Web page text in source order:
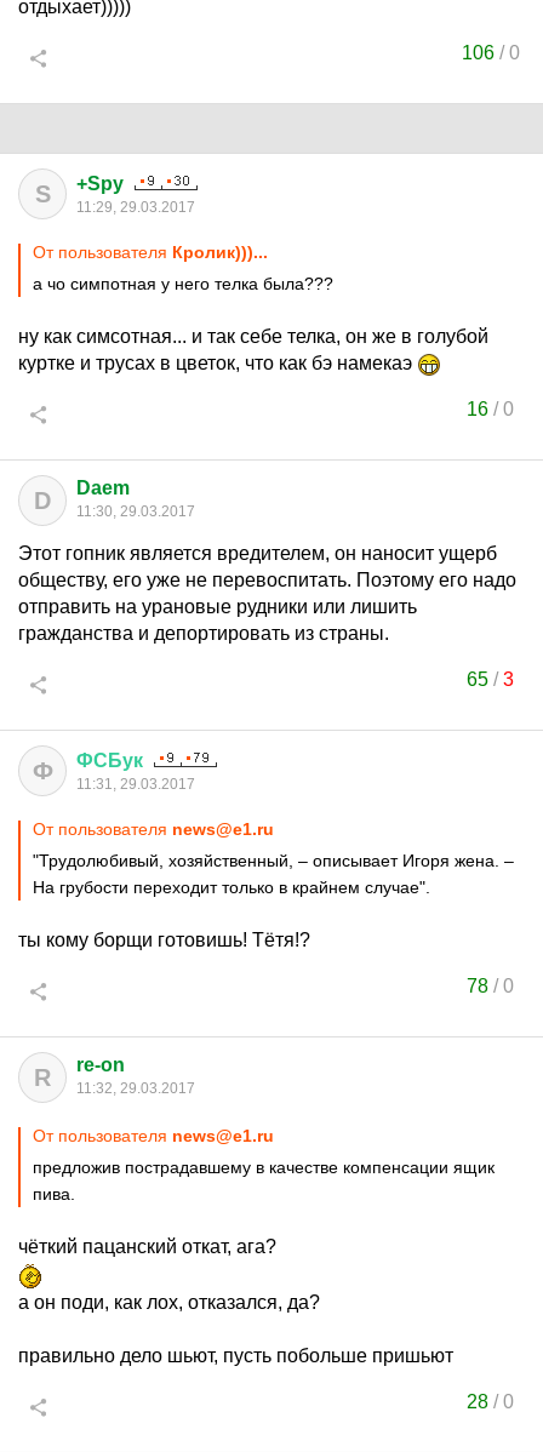
отдыхает)))))
106/0
S +Spy
11:29, 29.03.2017
От пользователя Кролик)))...
а чо симпотная у него телка была???
ну как симсотная... и так себе телка, он же в голубой
куртке и трусах в цветок, что как бэ намекаэ
16 /0
D Daem
11:30, 29.03.2017
Этот гопник является вредителем, он наносит ущерб
обществу, его уже не перевоспитать. Поэтому его надо
отправить на урановые рудники или лишить
гражданства и депортировать из страны.
65 /3
Ф ФСБук
11:31, 29.03.2017
От пользователя news@e1.ru
"Трудолюбивый, хозяйственный, – описывает Игоря жена. –
На грубости переходит только в крайнем случае".
ты кому борщи готовишь! Тётя!?
78 /0
R re-on
11:32, 29.03.2017
От пользователя news@e1.ru
предложив пострадавшему в качестве компенсации ящик
пива.
чёткий пацанский откат, ага?
а он поди, как лох, отказался, да?
правильно дело шьют, пусть побольше пришьют
28 /0